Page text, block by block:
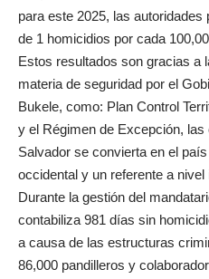
para este 2025, las
de 1 homicidios por cada
Estos resultados son gracias a
materia de seguridad por el
Bukele, como: Plan Control
y el Régimen de Excepción,
Salvador se convierta en el
occidental y un referente a nivel
Durante la gestión del
contabiliza 981 días sin
a causa de las estructuras
86,000 pandilleros y